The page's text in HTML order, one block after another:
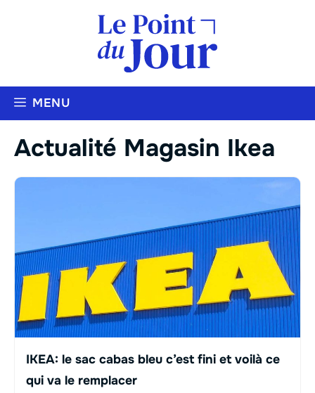
MENU
Actualité Magasin Ikea
IKEA: le sac cabas bleu c’est fini et voilà ce
qui va le remplacer